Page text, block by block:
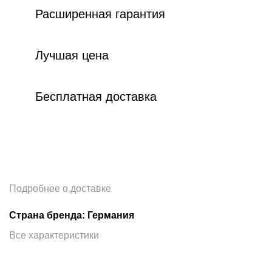
Расширенная гарантия
Лучшая цена
Бесплатная доставка
Подробнее о доставке
Страна бренда: Германия
Все характеристики